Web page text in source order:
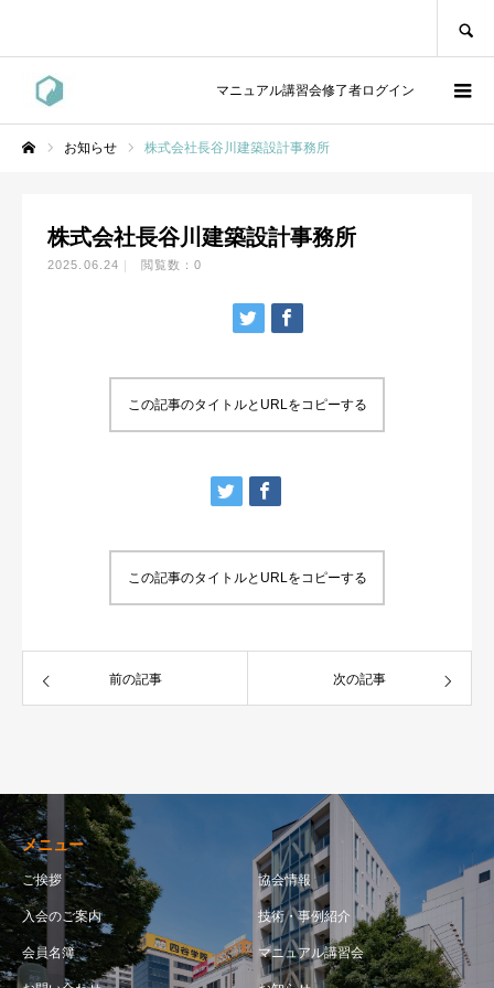
マニュアル講習会修了者ログイン
お知らせ 株式会社長谷川建築設計事務所
株式会社長谷川建築設計事務所
2025.06.24 閲覧数：0
この記事のタイトルとURLをコピーする
この記事のタイトルとURLをコピーする
前の記事 次の記事
メニュー
ご挨拶 協会情報
入会のご案内 技術・事例紹介
会員名簿 マニュアル講習会